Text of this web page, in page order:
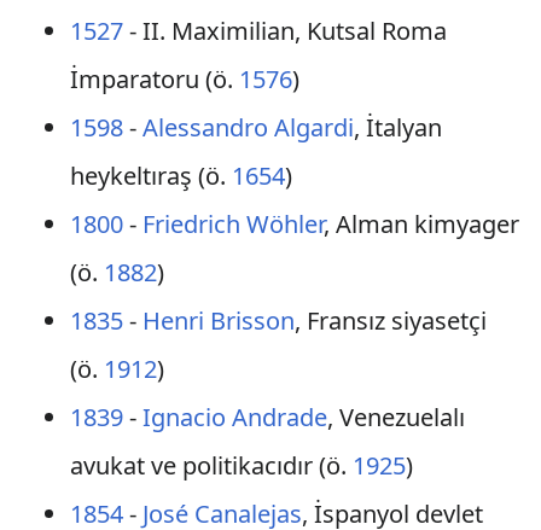
1527- II. Maximilian, Kutsal Roma
İmparatoru (ö. 1576)
1598-Alessandro Algardi, İtalyan
heykeltıraş (ö. 1654)
1800- Friedrich Wöhler, Alman kimyager
(ö. 1882)
1835- Henri Brisson, Fransız siyasetçi
(ö. 1912)
1839-Ignacio Andrade, Venezuelalı
avukat ve politikacıdır (ö. 1925)
1854- José Canalejas, İspanyol devlet